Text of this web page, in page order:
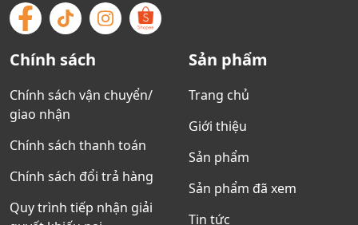
Chính sách
Chính sách vận chuyển/
giao nhận
Chính sách thanh toán
Chính sách đổi trả hàng
Quy trình tiếp nhận giải
Sản phẩm
Trang chủ
Giới thiệu
Sản phẩm
Sản phẩm đã xem
Tin tức